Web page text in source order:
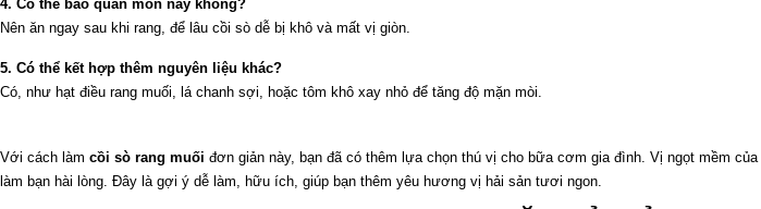
4. Có thể bảo quản món này không?
Nên ăn ngay sau khi rang, để lâu cồi sò dễ bị khô và mất vị giòn.
5. Có thể kết hợp thêm nguyên liệu khác?
Có, như hạt điều rang muối, lá chanh sợi, hoặc tôm khô xay nhỏ để tăng độ mặn mòi.
Với cách làm cồi sò rang muối đơn giản này, bạn đã có thêm lựa chọn thú vị cho bữa cơm gia đình. Vị ngọt mềm của
làm bạn hài lòng. Đây là gợi ý dễ làm, hữu ích, giúp bạn thêm yêu hương vị hải sản tươi ngon.